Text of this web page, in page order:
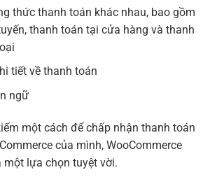
thức thanh toán khác nhau, bao gồm
thanh toán tại cửa hàng và thanh
tiết về thanh toán
ngữ
một cách để chấp nhận thanh toán
của mình, WooCommerce
một lựa chọn tuyệt vời.